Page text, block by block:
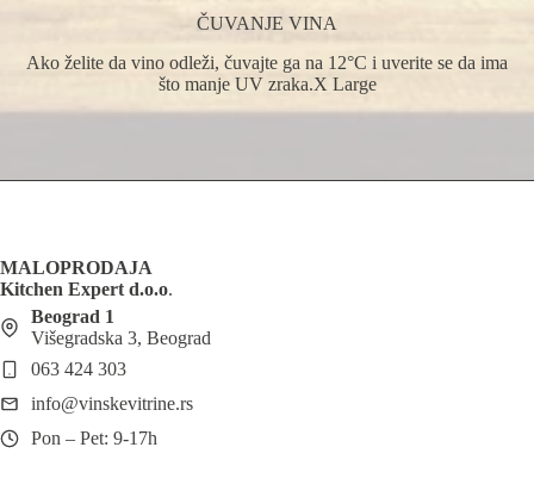
ČUVANJE VINA
Ako želite da vino odleži, čuvajte ga na 12°C i uverite se da ima
što manje UV zraka.X Large
MALOPRODAJA
Kitchen Expert d.o.o.
Beograd 1
Višegradska 3, Beograd
063 424 303
info@vinskevitrine.rs
Pon – Pet: 9-17h